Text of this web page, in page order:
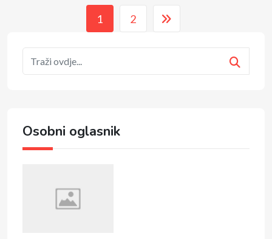
1 2
Osobni oglasnik